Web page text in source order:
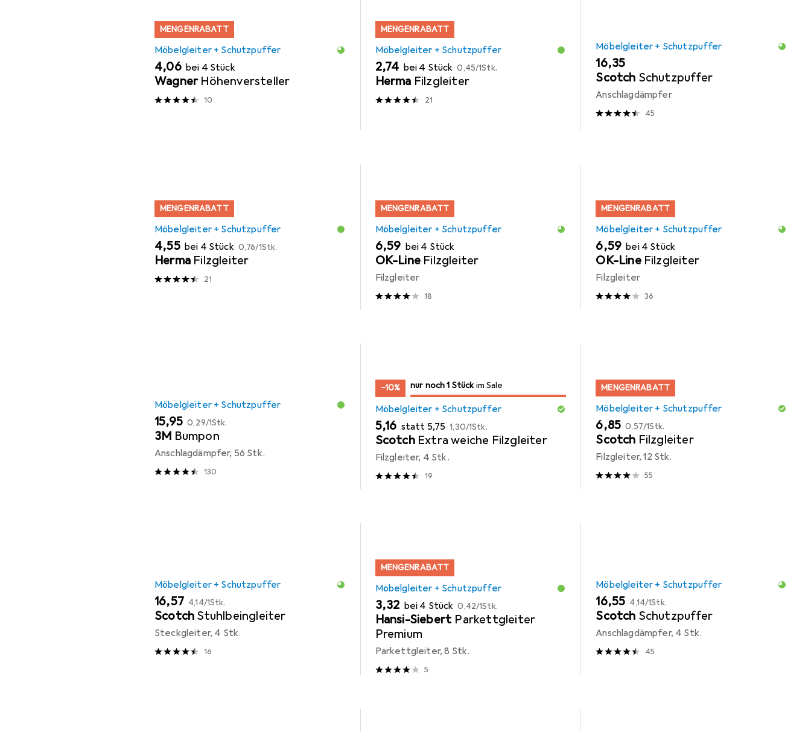
MENGENRABATT
Möbelgleiter + Schutzpuffer
EUR
4,06 bei 4 Stück
Wagner Höhenversteller
10
MENGENRABATT
Möbelgleiter + Schutzpuffer
EUR
2,74 bei 4 Stück EUR
0,45/1Stk.
Herma Filzgleiter
21
Möbelgleiter + Schutzpuffer
EUR
16,35
Scotch Schutzpuffer
Anschlagdämpfer
45
MENGENRABATT
Möbelgleiter + Schutzpuffer
EUR
4,55 bei 4 Stück EUR
0,76/1Stk.
Herma Filzgleiter
21
MENGENRABATT
Möbelgleiter + Schutzpuffer
EUR
6,59 bei 4 Stück
OK-Line Filzgleiter
Filzgleiter
18
MENGENRABATT
Möbelgleiter + Schutzpuffer
EUR
6,59 bei 4 Stück
OK-Line Filzgleiter
Filzgleiter
36
Möbelgleiter + Schutzpuffer
EUR
15,95 EUR
0,29/1Stk.
3M Bumpon
Anschlagdämpfer, 56 Stk.
130
−10% noch 1 Stückim Sale
nur noch 1 Stück im Sale
Möbelgleiter + Schutzpuffer
EUR
5,16 statt EUR
5,75 EUR
1,30/1Stk.
Scotch Extra weiche Filzgleiter
Filzgleiter, 4 Stk.
19
MENGENRABATT
Möbelgleiter + Schutzpuffer
EUR
6,85 EUR
0,57/1Stk.
Scotch Filzgleiter
Filzgleiter, 12 Stk.
55
Möbelgleiter + Schutzpuffer
EUR
16,57 EUR
4,14/1Stk.
Scotch Stuhlbeingleiter
Steckgleiter, 4 Stk.
16
MENGENRABATT
Möbelgleiter + Schutzpuffer
EUR
3,32 bei 4 Stück EUR
0,42/1Stk.
Hansi-Siebert Parkettgleiter
Premium
Parkettgleiter, 8 Stk.
5
Möbelgleiter + Schutzpuffer
EUR
16,55 EUR
4,14/1Stk.
Scotch Schutzpuffer
Anschlagdämpfer, 4 Stk.
45